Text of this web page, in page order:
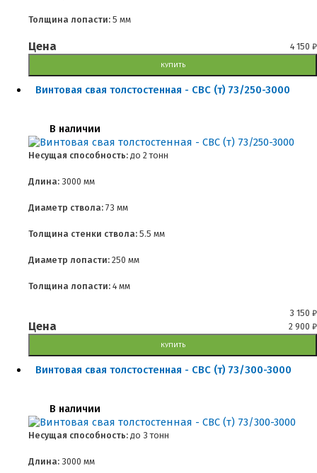
Толщина лопасти: 5 мм
Цена 4 150 ₽
КУПИТЬ
Винтовая свая толстостенная - СВС (т) 73/250-3000
В наличии
Несущая способность: до 2 тонн
Длина: 3000 мм
Диаметр ствола: 73 мм
Толщина стенки ствола: 5.5 мм
Диаметр лопасти: 250 мм
Толщина лопасти: 4 мм
3 150 ₽
Цена 2 900 ₽
КУПИТЬ
Винтовая свая толстостенная - СВС (т) 73/300-3000
В наличии
Несущая способность: до 3 тонн
Длина: 3000 мм